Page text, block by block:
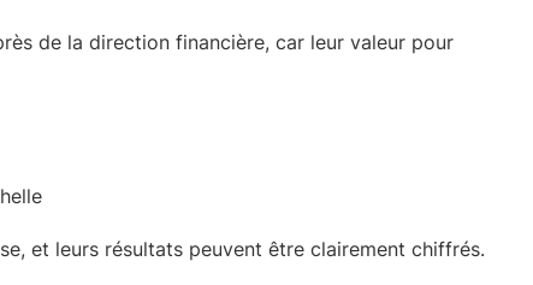
de la direction financière, car leur valeur pour
et leurs résultats peuvent être clairement chiffrés.